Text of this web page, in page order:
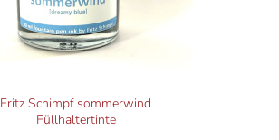
Fritz Schimpf sommerwind
Füllhaltertinte